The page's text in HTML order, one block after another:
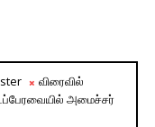
விரைவில்
அமைச்சர்